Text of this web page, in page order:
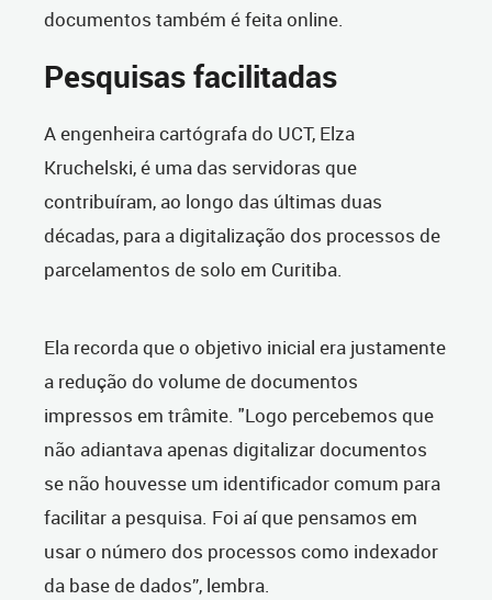
documentos também é feita online.
Pesquisas facilitadas
A engenheira cartógrafa do UCT, Elza
Kruchelski, é uma das servidoras que
contribuíram, ao longo das últimas duas
décadas, para a digitalização dos processos de
parcelamentos de solo em Curitiba.
Ela recorda que o objetivo inicial era justamente
a redução do volume de documentos
impressos em trâmite. "Logo percebemos que
não adiantava apenas digitalizar documentos
se não houvesse um identificador comum para
facilitar a pesquisa. Foi aí que pensamos em
usar o número dos processos como indexador
da base de dados”, lembra.